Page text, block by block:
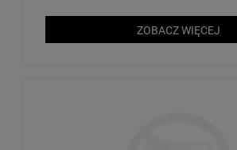
ZOBACZ WIĘCEJ